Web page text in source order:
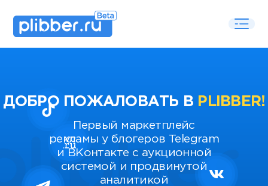
ДОБРО ПОЖАЛОВАТЬ В PLIBBER!
Первый маркетплейс
рекламы у блогеров Telegram
и ВКонтакте с аукционной
системой и продвинутой
аналитикой